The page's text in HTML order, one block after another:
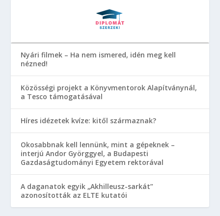
Nyári filmek – Ha nem ismered, idén meg kell
nézned!
Közösségi projekt a Könyvmentorok Alapítványnál,
a Tesco támogatásával
Híres idézetek kvíze: kitől származnak?
Okosabbnak kell lennünk, mint a gépeknek –
interjú Andor Györggyel, a Budapesti
Gazdaságtudományi Egyetem rektorával
A daganatok egyik „Akhilleusz-sarkát”
azonosították az ELTE kutatói